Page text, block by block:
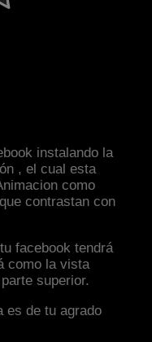
instalando la
, el cual esta
como
contrastan con
facebook tendrá
como la vista
superior.
es de tu agrado